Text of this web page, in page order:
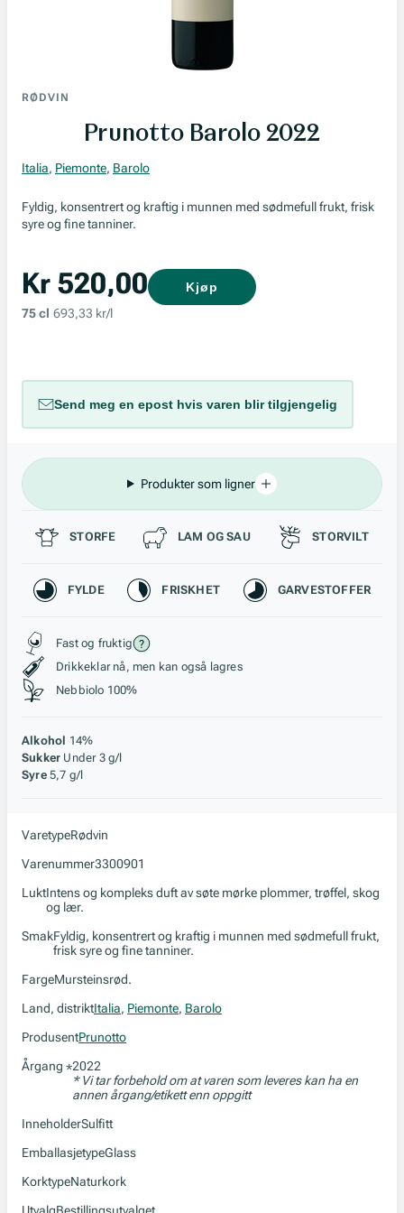
RØDVIN
Prunotto Barolo 2022
Italia, Piemonte, Barolo
Fyldig, konsentrert og kraftig i munnen med sødmefull frukt, frisk
syre og fine tanniner.
Kr 520,00
75 cl 693,33 kr/l
Kjøp
Send meg en epost hvis varen blir tilgjengelig
Produkter som ligner
Passer til
STORFE LAM OG SAU STORVILT
Karakteristikk
FYLDE FRISKHET GARVESTOFFER
Stil, lagring og råstoff
Fast og fruktig
Drikkeklar nå, men kan også lagres
Nebbiolo 100%
Alkohol 14%
Sukker Under 3 g/l
Syre 5,7 g/l
VaretypeRødvin
Varenummer3300901
LuktIntens og kompleks duft av søte mørke plommer, trøffel, skog
og lær.
SmakFyldig, konsentrert og kraftig i munnen med sødmefull frukt,
frisk syre og fine tanniner.
FargeMursteinsrød.
Land, distriktItalia, Piemonte, Barolo
ProdusentPrunotto
Årgang *2022
* Vi tar forbehold om at varen som leveres kan ha en
annen årgang/etikett enn oppgitt
InneholderSulfitt
EmballasjetypeGlass
KorktypeNaturkork